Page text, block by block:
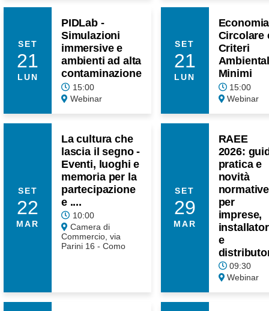
SET
21
LUN
PIDLab -
Simulazioni
immersive e
ambienti ad alta
contaminazione
15:00
Webinar
SET
21
LUN
Economia
Circolare
Criteri
Minimi
15:00
Webinar
SET
22
MAR
La cultura che
lascia il segno -
Eventi, luoghi e
memoria per la
partecipazione
e ....
10:00
Camera di
Commercio, via
Parini 16 - Como
SET
29
MAR
RAEE
2026:
pratica e
novità
normative
per
imprese,
e
09:30
Webinar